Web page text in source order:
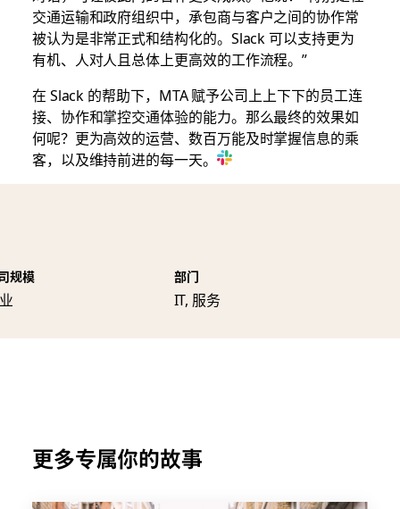
交通运输和政府组织中，承包商与客户之间的协作常
被认为是非常正式和结构化的。Slack 可以支持更为
有机、人对人且总体上更高效的工作流程。”
在 Slack 的帮助下，MTA 赋予公司上上下下的员工连
接、协作和掌控交通体验的能力。那么最终的效果如
何呢？更为高效的运营、数百万能及时掌握信息的乘
客，以及维持前进的每一天。
规模 部门
IT, 服务
更多专属你的故事